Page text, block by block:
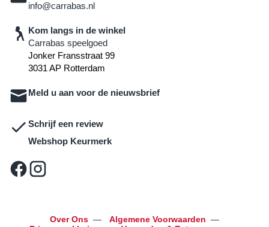
info@carrabas.nl
Kom langs in de winkel
Carrabas speelgoed
Jonker Fransstraat 99
3031 AP Rotterdam
Meld u aan voor de nieuwsbrief
Schrijf een review
Webshop Keurmerk
Over Ons — Algemene Voorwaarden —